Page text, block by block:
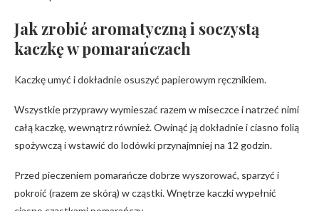
Jak zrobić aromatyczną i soczystą
kaczkę w pomarańczach
Kaczkę umyć i dokładnie osuszyć papierowym ręcznikiem.
Wszystkie przyprawy wymieszać razem w miseczce i natrzeć nimi
całą kaczkę, wewnątrz również. Owinąć ją dokładnie i ciasno folią
spożywczą i wstawić do lodówki przynajmniej na 12 godzin.
Przed pieczeniem pomarańcze dobrze wyszorować, sparzyć i
pokroić (razem ze skórą) w cząstki. Wnętrze kaczki wypełnić